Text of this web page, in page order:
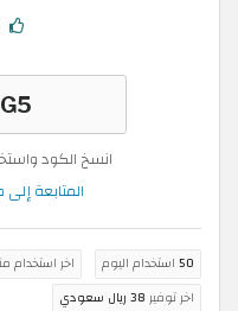
انسخ الكود
المتابعة
50 استخدام اليوم اخر استخدام
اخر توفير 38 ريال سعودي